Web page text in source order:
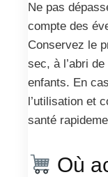
Ne pas
compte des
Conservez le
sec, à l’abri
enfants. En
l’utilisation et
santé
Où